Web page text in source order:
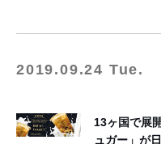
2019.09.24 Tue.
13ヶ国で展
ュガー」が